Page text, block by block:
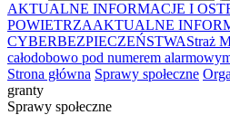
AKTUALNE INFORMACJE I
POWIETRZAAKTUALNE
CYBERBEZPIECZEŃSTWAStraż
całodobowo pod numerem
Strona główna Sprawy społeczne
granty
Sprawy społeczne